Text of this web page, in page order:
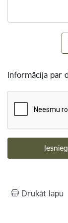
Informācija par
Drukāt lapu